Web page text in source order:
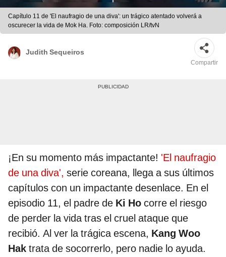
Capítulo 11 de 'El naufragio de una diva': un trágico atentado volverá a
oscurecer la vida de Mok Ha. Foto: composición LR/tvN
Judith Sequeiros
Compartir
¡En su momento más impactante! 'El naufragio
de una diva', serie coreana, llega a sus últimos
capítulos con un impactante desenlace. En el
episodio 11, el padre de Ki Ho corre el riesgo
de perder la vida tras el cruel ataque que
recibió. Al ver la trágica escena, Kang Woo
Hak trata de socorrerlo, pero nadie lo ayuda.